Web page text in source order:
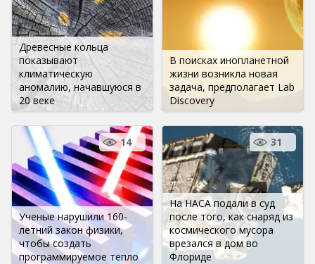
Древесные кольца
показывают
климатическую
аномалию, начавшуюся в
20 веке
В поисках инопланетной
жизни возникла новая
задача, предполагает Lab
Discovery
Ученые нарушили 160-
летний закон физики,
чтобы создать
программируемое тепло
14
На НАСА подали в суд
после того, как снаряд из
космического мусора
врезался в дом во
Флориде
31